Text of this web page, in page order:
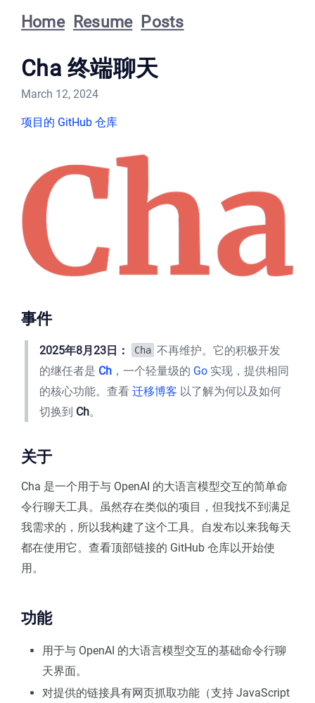
Home Resume Posts
Cha 终端聊天
March 12, 2024
项目的 GitHub 仓库
事件
2025年8月23日： Cha 不再维护。它的积极开发
的继任者是 Ch，一个轻量级的 Go实现，提供相同
的核心功能。查看 迁移博客 以了解为何以及如何
切换到 Ch。
关于
Cha 是一个用于与 OpenAI 的大语言模型交互的简单命
令行聊天工具。虽然存在类似的项目，但我找不到满足
我需求的，所以我构建了这个工具。自发布以来我每天
都在使用它。查看顶部链接的 GitHub 仓库以开始使
用。
功能
用于与 OpenAI 的大语言模型交互的基础命令行聊
天界面。
对提供的链接具有网页抓取功能（支持 JavaScript